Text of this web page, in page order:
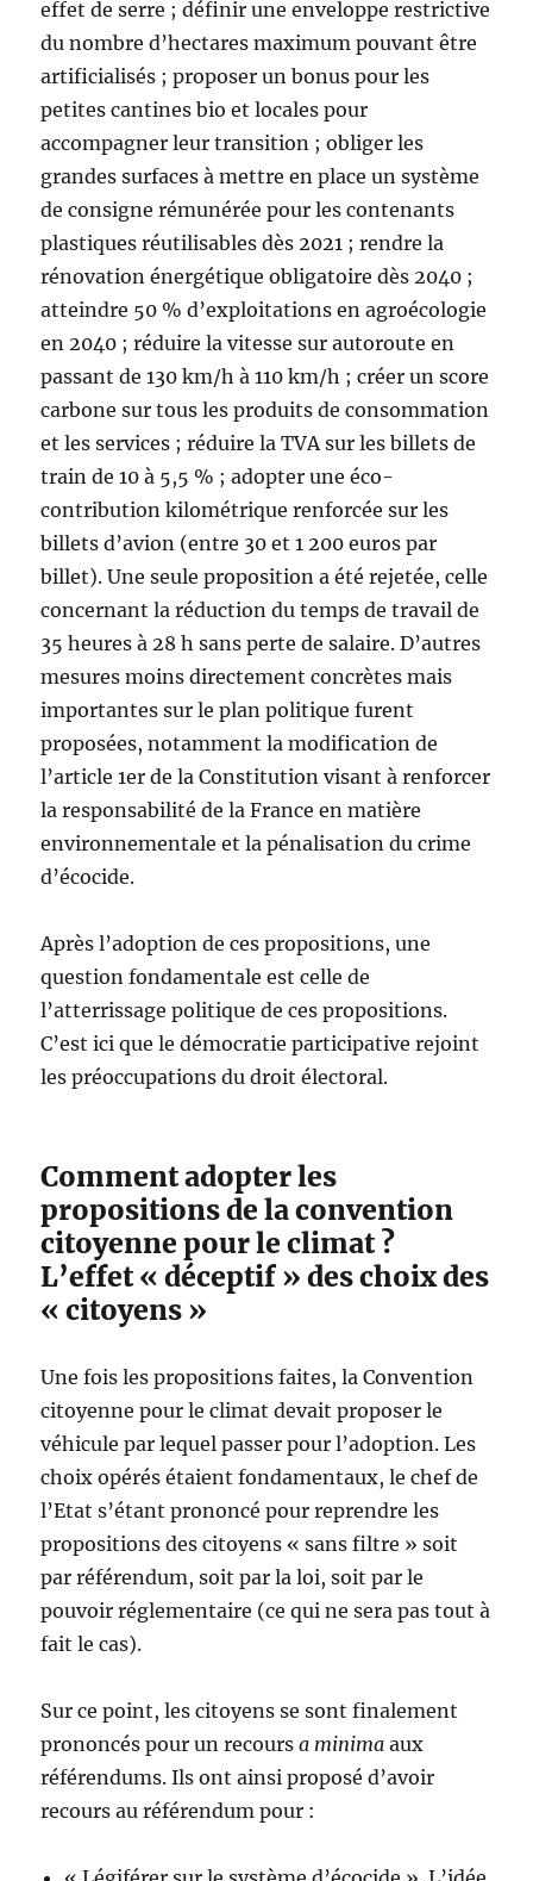
effet de serre ; définir une enveloppe restrictive
du nombre d’hectares maximum pouvant être
artificialisés ; proposer un bonus pour les
petites cantines bio et locales pour
accompagner leur transition ; obliger les
grandes surfaces à mettre en place un système
de consigne rémunérée pour les contenants
plastiques réutilisables dès 2021 ; rendre la
rénovation énergétique obligatoire dès 2040 ;
atteindre 50 % d’exploitations en agroécologie
en 2040 ; réduire la vitesse sur autoroute en
passant de 130 km/h à 110 km/h ; créer un score
carbone sur tous les produits de consommation
et les services ; réduire la TVA sur les billets de
train de 10 à 5,5 % ; adopter une éco-
contribution kilométrique renforcée sur les
billets d’avion (entre 30 et 1 200 euros par
billet). Une seule proposition a été rejetée, celle
concernant la réduction du temps de travail de
35 heures à 28 h sans perte de salaire. D’autres
mesures moins directement concrètes mais
importantes sur le plan politique furent
proposées, notamment la modification de
l’article 1er de la Constitution visant à renforcer
la responsabilité de la France en matière
environnementale et la pénalisation du crime
d’écocide.
Après l’adoption de ces propositions, une
question fondamentale est celle de
l’atterrissage politique de ces propositions.
C’est ici que le démocratie participative rejoint
les préoccupations du droit électoral.
Comment adopter les
propositions de la convention
citoyenne pour le climat ?
L’effet « déceptif » des choix des
« citoyens »
Une fois les propositions faites, la Convention
citoyenne pour le climat devait proposer le
véhicule par lequel passer pour l’adoption. Les
choix opérés étaient fondamentaux, le chef de
l’Etat s’étant prononcé pour reprendre les
propositions des citoyens « sans filtre » soit
par référendum, soit par la loi, soit par le
pouvoir réglementaire (ce qui ne sera pas tout à
fait le cas).
Sur ce point, les citoyens se sont finalement
prononcés pour un recoursa minima aux
référendums. Ils ont ainsi proposé d’avoir
recours au référendum pour :